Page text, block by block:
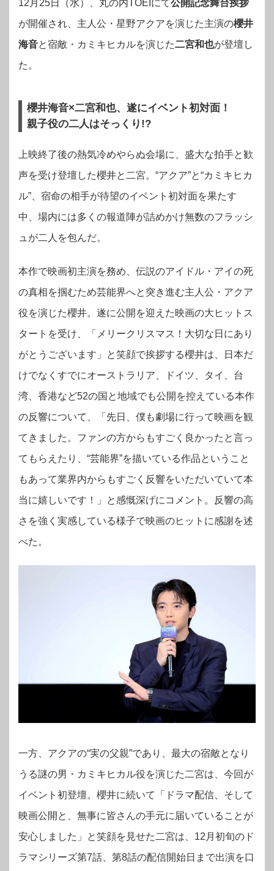
12月25日（水）、丸の内TOEIにて公開記念舞台挨拶
が開催され、主人公・星野アクアを演じた主演の櫻井
海音と宿敵・カミキヒカルを演じた二宮和也が登壇し
た。
櫻井海音×二宮和也、遂にイベント初対面！
親子役の二人はそっくり!?
上映終了後の熱気冷めやらぬ会場に、盛大な拍手と歓
声を受け登壇した櫻井と二宮。“アクア”と“カミキヒカ
ル”、宿命の相手が待望のイベント初対面を果たす
中、場内には多くの報道陣が詰めかけ無数のフラッシ
ュが二人を包んだ。
本作で映画初主演を務め、伝説のアイドル・アイの死
の真相を掴むため芸能界へと突き進む主人公・アクア
役を演じた櫻井。遂に公開を迎えた映画の大ヒットス
タートを受け、「メリークリスマス！大切な日にあり
がとうございます」と笑顔で挨拶する櫻井は、日本だ
けでなくすでにオーストラリア、ドイツ、タイ、台
湾、香港など52の国と地域でも公開を控えている本作
の反響について、「先日、僕も劇場に行って映画を観
てきました。ファンの方からもすごく良かったと言っ
てもらえたり、“芸能界”を描いている作品ということ
もあって業界内からもすごく反響をいただいていて本
当に嬉しいです！」と感慨深げにコメント。反響の高
さを強く実感している様子で映画のヒットに感謝を述
べた。
一方、アクアの“実の父親”であり、最大の宿敵となり
うる謎の男・カミキヒカル役を演じた二宮は、今回が
イベント初登壇。櫻井に続いて「ドラマ配信、そして
映画公開と、無事に皆さんの手元に届いていることが
安心しました」と笑顔を見せた二宮は、12月初旬のド
ラマシリーズ第7話、第8話の配信開始日まで出演を口